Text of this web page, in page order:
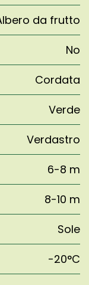
da frutto
No
Cordata
Verde
Verdastro
6-8 m
8-10 m
Sole
-20°C